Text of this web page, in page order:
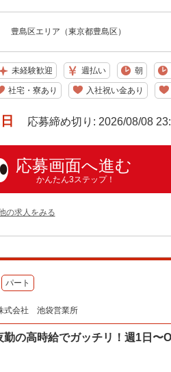
豊島区エリア（東京都豊島区）
未経験歓迎 週払い 朝
社宅・寮あり 入社祝い金あり
応募締め切り: 2026/08/08
応募画面へ進む
かんたん3ステップ！
の求人をみる
パート
式会社 池袋営業所
の高時給でガッチリ！週1日〜